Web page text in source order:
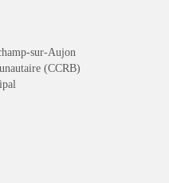
sur-Aujon
(CCRB)